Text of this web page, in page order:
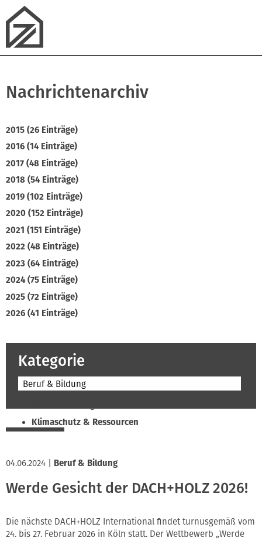
Nachrichtenarchiv
2015 (26 Einträge)
2016 (14 Einträge)
2017 (48 Einträge)
2018 (54 Einträge)
2019 (102 Einträge)
2020 (152 Einträge)
2021 (151 Einträge)
2022 (48 Einträge)
2023 (64 Einträge)
2024 (75 Einträge)
2025 (72 Einträge)
2026 (41 Einträge)
Kategorie
Beruf & Bildung
Klimaschutz & Ressourcen
Soziales & Tarifpolitik
Interviews
Innung
04.06.2024 Beruf & Bildung
Werde Gesicht der DACH+HOLZ 2026!
Die nächste DACH+HOLZ International findet turnusgemäß vom
24. bis 27. Februar 2026 in Köln statt. Der Wettbewerb „Werde